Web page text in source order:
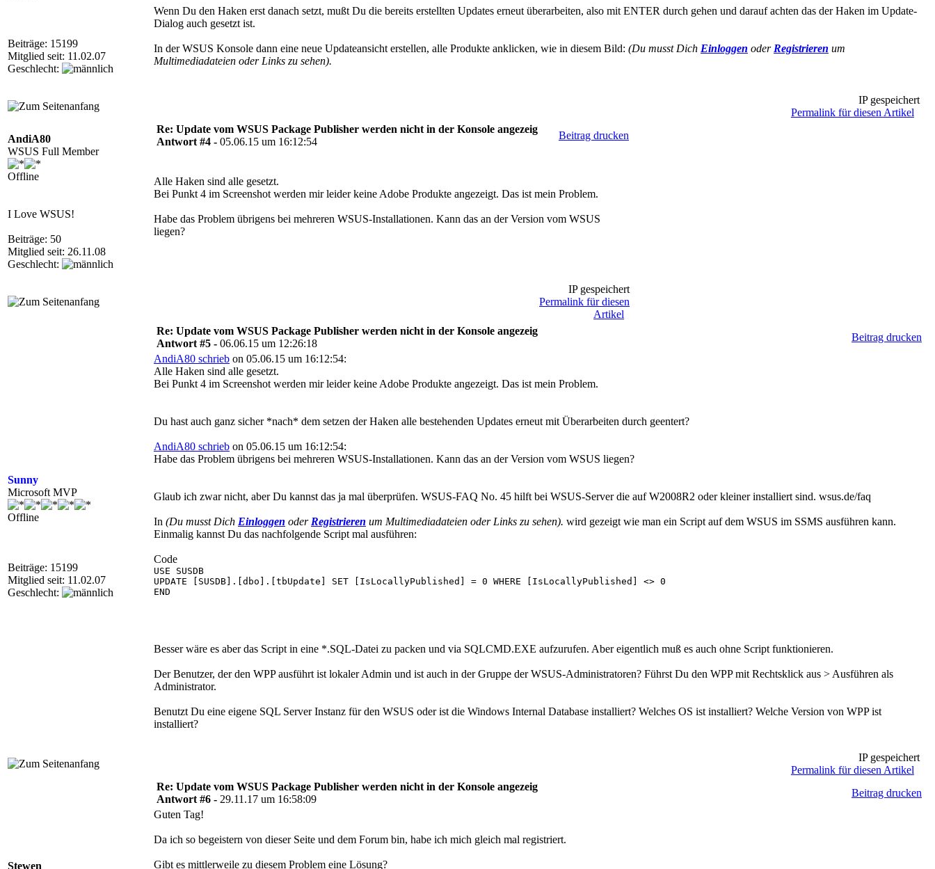
Beiträge: 15199
Mitglied seit: 11.02.07
Geschlecht:
Wenn Du den Haken erst danach setzt, mußt Du die bereits erstellten Updates erneut überarbeiten, also mit ENTER durch gehen und darauf achten das der Haken im Update-
Dialog auch gesetzt ist.
In der WSUS Konsole dann eine neue Updateansicht erstellen, alle Produkte anklicken, wie in diesem Bild: (Du musst Dich Einloggen oder Registrieren um
Multimediadateien oder Links zu sehen).
IP gespeichert
Permalink für diesen Artikel
AndiA80
WSUS Full Member
Offline
I Love WSUS!
Beiträge: 50
Mitglied seit: 26.11.08
Geschlecht:
Re: Update vom WSUS Package Publisher werden nicht in der Konsole angezeig
Antwort #4 - 05.06.15 um 16:12:54
Beitrag drucken
Alle Haken sind alle gesetzt.
Bei Punkt 4 im Screenshot werden mir leider keine Adobe Produkte angezeigt. Das ist mein Problem.
Habe das Problem übrigens bei mehreren WSUS-Installationen. Kann das an der Version vom WSUS
liegen?
IP gespeichert
Permalink für diesen
Artikel
Sunny
Microsoft MVP
Offline
Beiträge: 15199
Mitglied seit: 11.02.07
Geschlecht:
Re: Update vom WSUS Package Publisher werden nicht in der Konsole angezeig
Antwort #5 - 06.06.15 um 12:26:18
Beitrag drucken
AndiA80 schrieb on 05.06.15 um 16:12:54:
Alle Haken sind alle gesetzt.
Bei Punkt 4 im Screenshot werden mir leider keine Adobe Produkte angezeigt. Das ist mein Problem.
Du hast auch ganz sicher *nach* dem setzen der Haken alle bestehenden Updates erneut mit Überarbeiten durch geentert?
AndiA80 schrieb on 05.06.15 um 16:12:54:
Habe das Problem übrigens bei mehreren WSUS-Installationen. Kann das an der Version vom WSUS liegen?
Glaub ich zwar nicht, aber Du kannst das ja mal überprüfen. WSUS-FAQ No. 45 hilft bei WSUS-Server die auf W2008R2 oder kleiner installiert sind. wsus.de/faq
In (Du musst Dich Einloggen oder Registrieren um Multimediadateien oder Links zu sehen). wird gezeigt wie man ein Script auf dem WSUS im SSMS ausführen kann.
Einmalig kannst Du das nachfolgende Script mal ausführen:
Code
USE SUSDB
UPDATE [SUSDB].[dbo].[tbUpdate] SET [IsLocallyPublished] = 0 WHERE [IsLocallyPublished] <> 0
END
Besser wäre es aber das Script in eine *.SQL-Datei zu packen und via SQLCMD.EXE aufzurufen. Aber eigentlich muß es auch ohne Script funktionieren.
Der Benutzer, der den WPP ausführt ist lokaler Admin und ist auch in der Gruppe der WSUS-Administratoren? Führst Du den WPP mit Rechtsklick aus > Ausführen als
Administrator.
Benutzt Du eine eigene SQL Server Instanz für den WSUS oder ist die Windows Internal Database installiert? Welches OS ist installiert? Welche Version von WPP ist
installiert?
IP gespeichert
Permalink für diesen Artikel
Stewen
Re: Update vom WSUS Package Publisher werden nicht in der Konsole angezeig
Antwort #6 - 29.11.17 um 16:58:09
Beitrag drucken
Guten Tag!
Da ich so begeistern von dieser Seite und dem Forum bin, habe ich mich gleich mal registriert.
Gibt es mittlerweile zu diesem Problem eine Lösung?